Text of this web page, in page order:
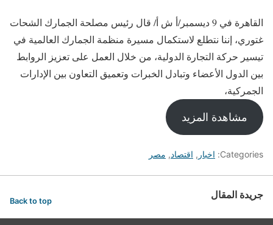
القاهرة في 9 ديسمبر/أ ش أ/ قال رئيس مصلحة الجمارك الشحات
غتوري، إننا نتطلع لاستكمال مسيرة منظمة الجمارك العالمية في
تيسير حركة التجارة الدولية، من خلال العمل على تعزيز الروابط
بين الدول الأعضاء وتبادل الخبرات وتعميق التعاون بين الإدارات
الجمركية،
مشاهدة المزيد
Categories: اخبار , اقتصاد, مصر
جريدة المقال Back to top